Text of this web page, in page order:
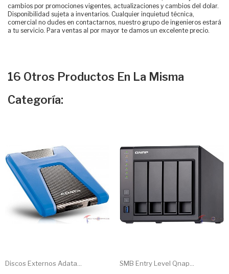
cambios por promociones vigentes, actualizaciones y cambios del dolar.
Disponibilidad sujeta a inventarios. Cualquier inquietud técnica,
comercial no dudes en contactarnos, nuestro grupo de ingenieros estará
a tu servicio. Para ventas al por mayor te damos un excelente precio.
16 Otros Productos En La Misma
Categoría:
Discos Externos Adata...
SMB Entry Level Qnap...